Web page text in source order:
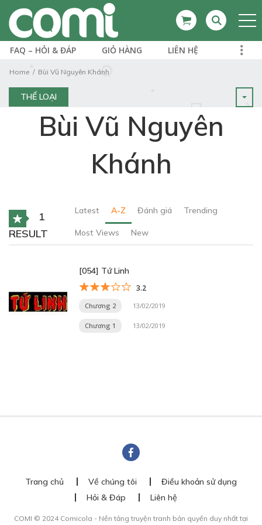
FAQ – HỎI & ĐÁP GIỎ HÀNG LIÊN HỆ
Home Bùi Vũ Nguyên Khánh
THỂ LOẠI
Bùi Vũ Nguyên
Khánh
1
RESULT
Latest A-Z Đánh giá Trending
Most Views New
[054] Tứ Linh
3.2
Chương 2 13/02/2019
Chương 1 13/02/2019
Trang chủ Về chúng tôi
Điều khoản sử dụng
Hỏi & Đáp
Liên hệ
COMI © 2024 Comicola - Nền tảng truyện tranh bản quyền duy nhất tại